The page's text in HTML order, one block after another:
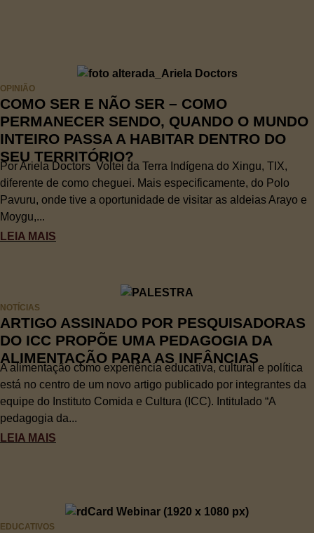
OPINIÃO
COMO SER E NÃO SER – COMO
PERMANECER SENDO, QUANDO O MUNDO
INTEIRO PASSA A HABITAR DENTRO DO
SEU TERRITÓRIO?
Por Ariela Doctors Voltei da Terra Indígena do Xingu, TIX,
diferente de como cheguei. Mais especificamente, do Polo
Pavuru, onde tive a oportunidade de visitar as aldeias Arayo e
Moygu,...
LEIA MAIS
NOTÍCIAS
ARTIGO ASSINADO POR PESQUISADORAS
DO ICC PROPÕE UMA PEDAGOGIA DA
ALIMENTAÇÃO PARA AS INFÂNCIAS
A alimentação como experiência educativa, cultural e política
está no centro de um novo artigo publicado por integrantes da
equipe do Instituto Comida e Cultura (ICC). Intitulado “A
pedagogia da...
LEIA MAIS
EDUCATIVOS